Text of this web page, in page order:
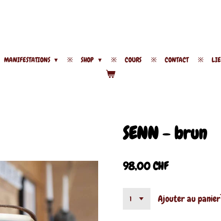
MANIFESTATIONS SHOP COURS CONTACT
SENN - brun
98,00 CHF
Ajouter au panier